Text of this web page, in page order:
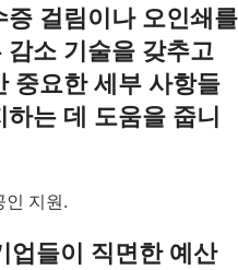
걸림이나 오인쇄를
소 기술을 갖추고
중요한 세부 사항들
는 데 도움을 줍니
인 지원.
업들이 직면한 예산